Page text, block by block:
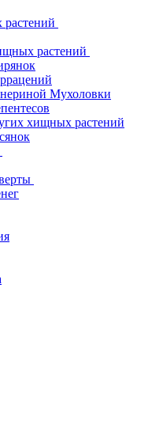
растений
Мухоловки
хищных растений